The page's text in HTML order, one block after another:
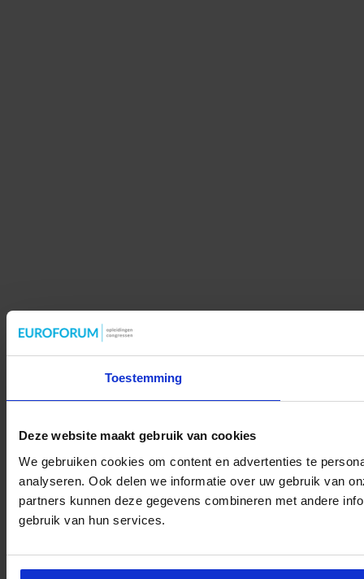
Toestemming
Deze website maakt gebruik van cookies
We gebruiken cookies om content en advertenties te
analyseren. Ook delen we informatie over uw gebruik van
partners kunnen deze gegevens combineren met andere
gebruik van hun services.